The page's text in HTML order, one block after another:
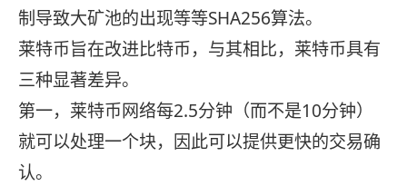
制导致大矿池的出现等等SHA256算法。
莱特币旨在改进比特币，与其相比，莱特币具有
三种显著差异。
第一，莱特币网络每2.5分钟（而不是10分钟）
就可以处理一个块，因此可以提供更快的交易确
认。